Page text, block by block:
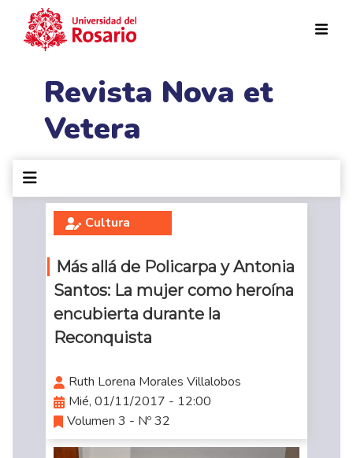
Revista Nova et
Vetera
Cultura
Más allá de Policarpa y Antonia
Santos: La mujer como heroína
encubierta durante la
Reconquista
Ruth Lorena Morales Villalobos
Mié, 01/11/2017 - 12:00
Volumen 3 - Nº 32